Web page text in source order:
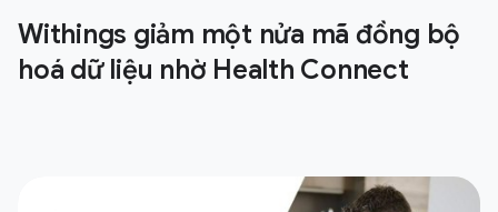
Withings giảm một nửa mã đồng bộ
hoá dữ liệu nhờ Health Connect